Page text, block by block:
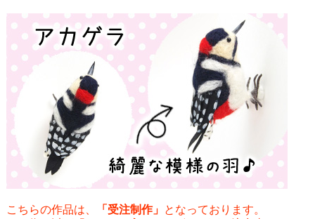
こちらの作品は、 「受注制作」 となっております。